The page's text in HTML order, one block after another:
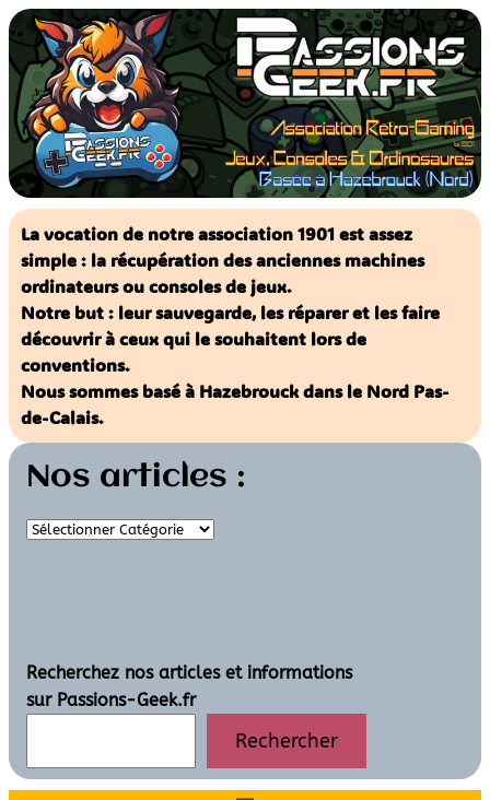
Aller
au
contenu
La vocation de notre association 1901 est assez
simple : la récupération des anciennes machines
ordinateurs ou consoles de jeux.
Notre but : leur sauvegarde, les réparer et les faire
découvrir à ceux qui le souhaitent lors de
conventions.
Nous sommes basé à Hazebrouck dans le Nord Pas-
de-Calais.
Nos articles :
Recherchez nos articles et informations
sur Passions-Geek.fr
Rechercher